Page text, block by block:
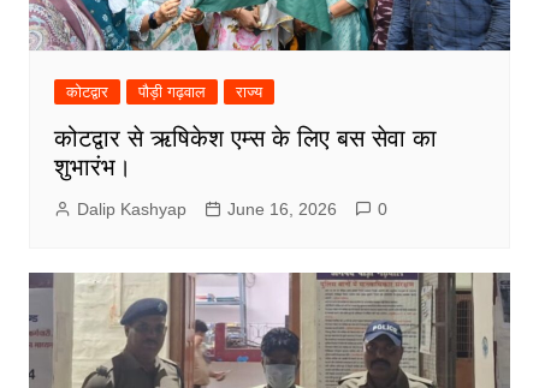
कोटद्वार पौड़ी गढ़वाल राज्य
कोटद्वार से ऋषिकेश एम्स के लिए बस सेवा का
शुभारंभ।
Dalip Kashyap June 16, 2026 0